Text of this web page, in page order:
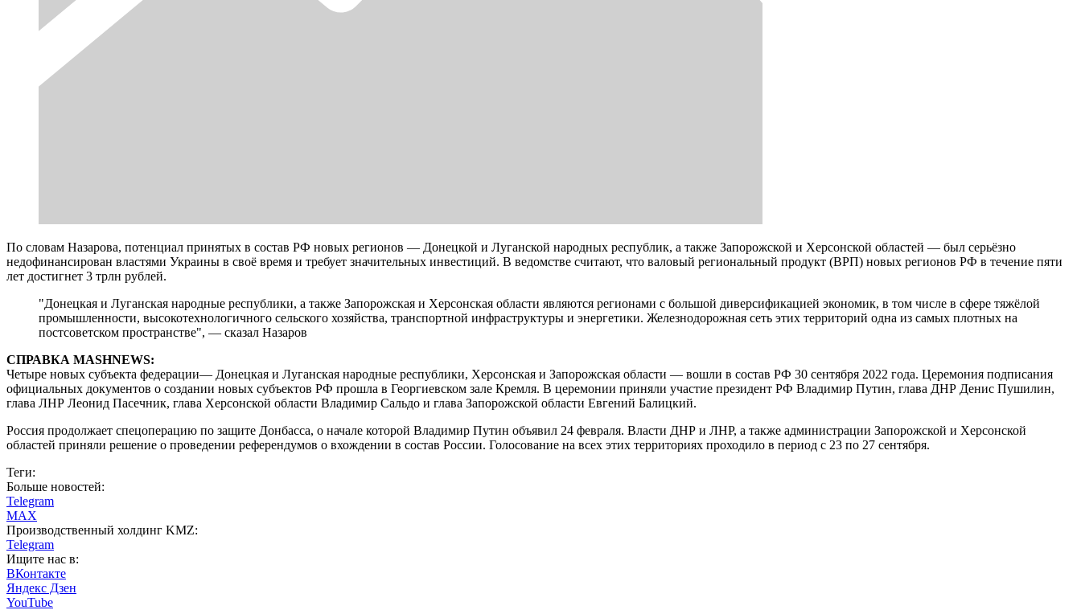
По словам Назарова, потенциал принятых в состав РФ новых регионов — Донецкой и Луганской народных республик, а также Запорожской и Херсонской областей — был серьёзно
недофинансирован властями Украины в своё время и требует значительных инвестиций. В ведомстве считают, что валовый региональный продукт (ВРП) новых регионов РФ в течение пяти
лет достигнет 3 трлн рублей.
"Донецкая и Луганская народные республики, а также Запорожская и Херсонская области являются регионами с большой диверсификацией экономик, в том числе в сфере тяжёлой
промышленности, высокотехнологичного сельского хозяйства, транспортной инфраструктуры и энергетики. Железнодорожная сеть этих территорий одна из самых плотных на
постсоветском пространстве", — сказал Назаров
СПРАВКА MASHNEWS:
Четыре новых субъекта федерации— Донецкая и Луганская народные республики, Херсонская и Запорожская области — вошли в состав РФ 30 сентября 2022 года. Церемония подписания
официальных документов о создании новых субъектов РФ прошла в Георгиевском зале Кремля. В церемонии приняли участие президент РФ Владимир Путин, глава ДНР Денис Пушилин,
глава ЛНР Леонид Пасечник, глава Херсонской области Владимир Сальдо и глава Запорожской области Евгений Балицкий.
Россия продолжает спецоперацию по защите Донбасса, о начале которой Владимир Путин объявил 24 февраля. Власти ДНР и ЛНР, а также администрации Запорожской и Херсонской
областей приняли решение о проведении референдумов о вхождении в состав России. Голосование на всех этих территориях проходило в период с 23 по 27 сентября.
Теги:
Больше новостей:
Telegram
MAX
Производственный холдинг KMZ:
Telegram
Ищите нас в:
ВКонтакте
Яндекс Дзен
YouTube